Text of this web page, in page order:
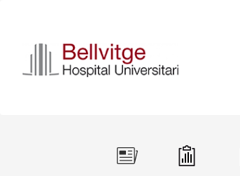
contingut
Image Image